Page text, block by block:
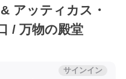
アッティカス・
/ 万物の殿堂